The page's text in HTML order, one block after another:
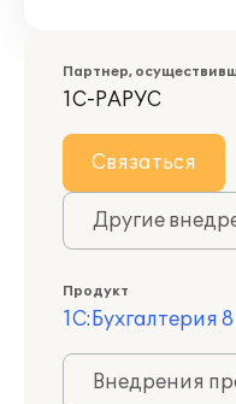
Партнер,
1С-РАРУС
Связаться
Другие
Продукт
1С:Бухгалтерия 8
Внедрения